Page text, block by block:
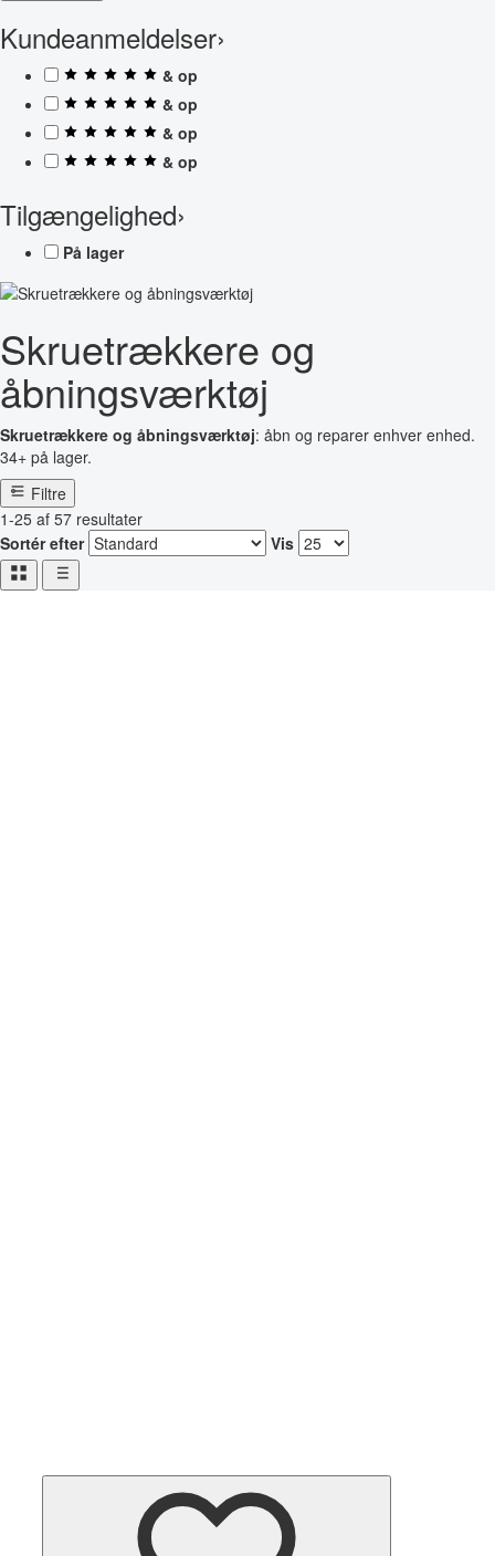
Kundeanmeldelser›
& op
& op
& op
& op
Tilgængelighed›
På lager
Skruetrækkere og
åbningsværktøj
Skruetrækkere og åbningsværktøj: åbn og reparer enhver enhed.
34+ på lager.
Filtre
1-25 af 57 resultater
Sortér efter
Vis